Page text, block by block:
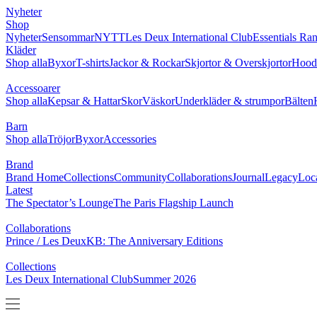
Nyheter
Shop
NyheterSensommarNYTTLes Deux International ClubEssentials
Kläder
Shop allaByxorT-shirtsJackor & RockarSkjortor & Overskjortor
Accessoarer
Shop allaKepsar & HattarSkorVäskorUnderkläder & strumporBälten
Barn
Shop allaTröjorByxorAccessories
Brand
Brand HomeCollectionsCommunityCollaborationsJournalLegacy
Latest
The Spectator’s LoungeThe Paris Flagship Launch
Collaborations
Prince / Les DeuxKB: The Anniversary Editions
Collections
Les Deux International ClubSummer 2026